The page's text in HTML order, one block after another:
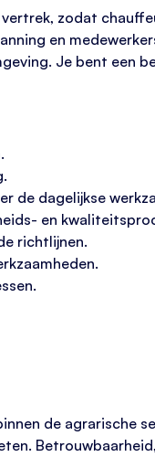
zodat
en
Je bent een
de dagelijkse
en
richtlijnen.
de agrarische